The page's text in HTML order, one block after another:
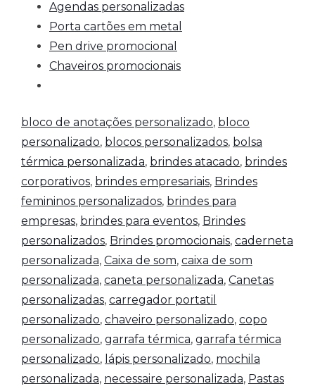
Agendas personalizadas
Porta cartões em metal
Pen drive promocional
Chaveiros promocionais
bloco de anotações personalizado, bloco
personalizado, blocos personalizados, bolsa
térmica personalizada, brindes atacado, brindes
corporativos, brindes empresariais, Brindes
femininos personalizados, brindes para
empresas, brindes para eventos, Brindes
personalizados, Brindes promocionais, caderneta
personalizada, Caixa de som, caixa de som
personalizada, caneta personalizada, Canetas
personalizadas, carregador portatil
personalizado, chaveiro personalizado, copo
personalizado, garrafa térmica, garrafa térmica
personalizado, lápis personalizado, mochila
personalizada, necessaire personalizada, Pastas